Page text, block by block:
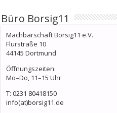
Büro Borsig11
Machbarschaft Borsig11 e.V.
Flurstraße 10
44145 Dortmund
Öffnungszeiten:
Mo–Do, 11–15 Uhr
T: 0231 80418150
info(at)borsig11.de